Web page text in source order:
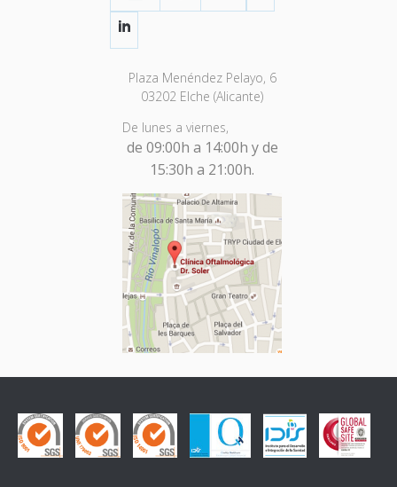
Plaza Menéndez Pelayo, 6
03202 Elche (Alicante)
De lunes a viernes,
de 09:00h a 14:00h y de
15:30h a 21:00h.